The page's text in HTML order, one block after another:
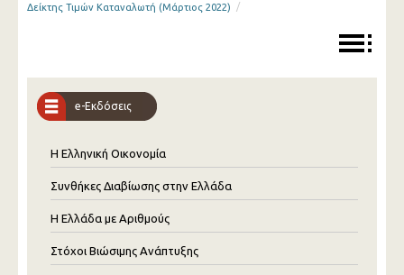
Δείκτης Τιμών Καταναλωτή (Μάρτιος 2022) /
e-Εκδόσεις
Η Ελληνική Οικονομία
Συνθήκες Διαβίωσης στην Ελλάδα
Η Ελλάδα με Αριθμούς
Στόχοι Βιώσιμης Ανάπτυξης